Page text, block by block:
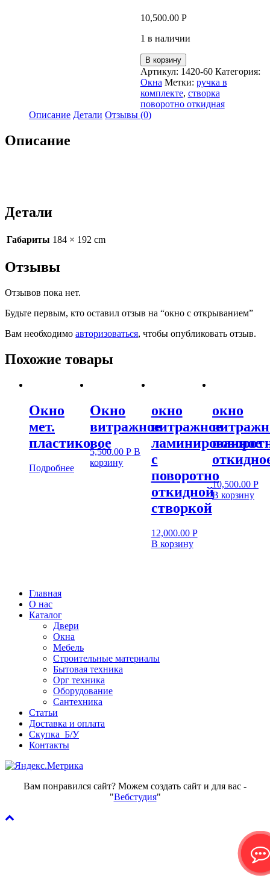
10,500.00 Р
1 в наличии
В корзину
Артикул: 1420-60 Категория:
Окна Метки: ручка в
комплекте, створка
поворотно откидная
Описание Детали Отзывы (0)
Описание
Детали
Габариты 184 × 192 cm
Отзывы
Отзывов пока нет.
Будьте первым, кто оставил отзыв на “окно с открыванием”
Вам необходимо авторизоваться, чтобы опубликовать отзыв.
Похожие товары
Окно
мет.
пластиковое
Подробнее
Окно
витражное
5,500.00Р В
корзину
окно
витражное
ламинированное
с
поворотно
откидной
створкой
12,000.00 Р
В корзину
окно
10,500.00 Р
В корзину
Главная
О нас
Каталог
Двери
Окна
Мебель
Строительные материалы
Бытовая техника
Орг техника
Оборудование
Сантехника
Статьи
Доставка и оплата
Скупка Б/У
Контакты
Вам понравился сайт? Можем создать сайт и для вас -
"Вебстудия"